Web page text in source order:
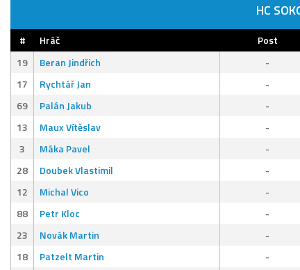
HC
# Hráč Post
19
Beran Jindřich -
17
Rychtář Jan -
69
Palán Jakub -
13
Maux Vítěslav -
3
Máka Pavel -
28
Doubek Vlastimil -
12
Michal Vico -
88
Petr Kloc -
23
Novák Martin -
18
Patzelt Martin -